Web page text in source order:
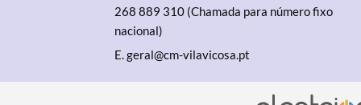
268 889 310 (Chamada para número fixo
nacional)
E.geral@cm-vilavicosa.pt